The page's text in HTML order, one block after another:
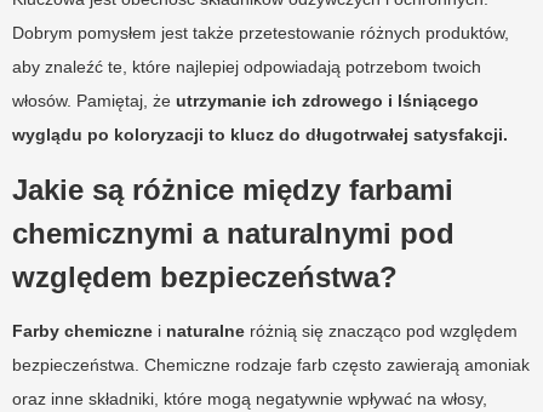
Dobrym pomysłem jest także przetestowanie różnych produktów,
aby znaleźć te, które najlepiej odpowiadają potrzebom twoich
włosów. Pamiętaj, że utrzymanie ich zdrowego i lśniącego
wyglądu po koloryzacji to klucz do długotrwałej satysfakcji.
Jakie są różnice między farbami
chemicznymi a naturalnymi pod
względem bezpieczeństwa?
Farby chemiczne i naturalne różnią się znacząco pod względem
bezpieczeństwa. Chemiczne rodzaje farb często zawierają amoniak
oraz inne składniki, które mogą negatywnie wpływać na włosy,